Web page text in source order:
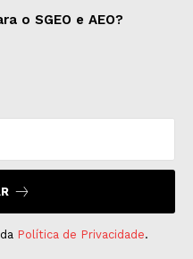
o SGEO e AEO?
Política de Privacidade.